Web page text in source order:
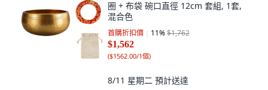
圈 + 布袋 碗口直徑 12cm 套組, 1套,
混合色
首購折扣價 11%$1,762
$1,562
($1562.00/1個)
8/11 星期二 預計送達